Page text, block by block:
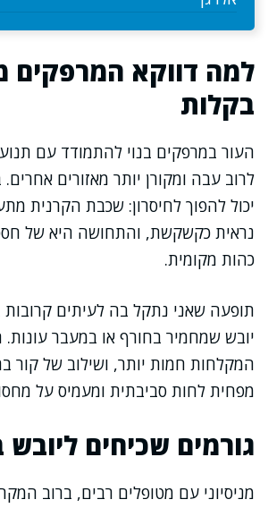
למה דווקא המרפקים
בקלות
העור במרפקים בנוי להתמודד עם
לרוב עבה ומקורן יותר מאזורים
יכול להפוך לחיסרון: שכבת הקרנית
נראית כקשקשת, והתחושה היא של
כהות מקומית.
תופעה שאני נתקל בה לעיתים קרובות
יובש שמחמיר בחורף או במעבר עונות.
המקלחות חמות יותר, ושילוב של קור
מפחית לחות סביבתית ומעמיס על
גורמים שכיחים
מניסיוני עם מטופלים רבים, ברוב